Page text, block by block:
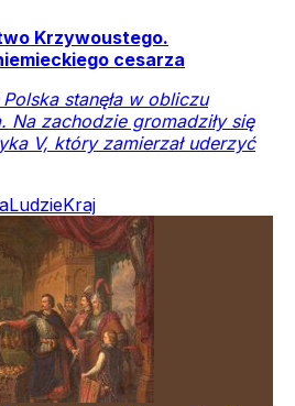
Krzywoustego.
cesarza
stanęła w obliczu
Na zachodzie gromadziły się
V, który zamierzał uderzyć
LudzieKraj